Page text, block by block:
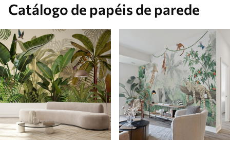
Catálogo de papéis de parede